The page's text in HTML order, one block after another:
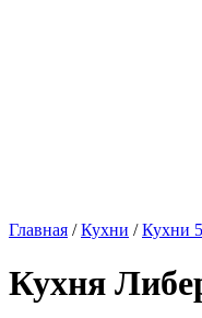
Главная /Кухни /Кухни
Кухня